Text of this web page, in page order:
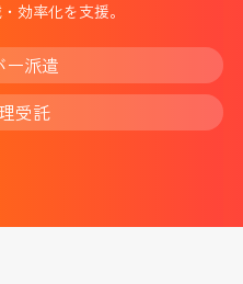
効率化を支援。
ー派遣
受託